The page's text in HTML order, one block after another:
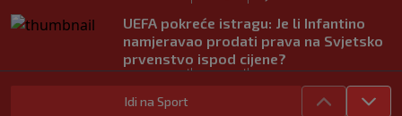
UEFA pokreće istragu: Je li Infantino
namjeravao prodati prava na Svjetsko
prvenstvo ispod cijene?
| |
Francuzi ne podržavaju Infantina, ali ga
Idi na Sport